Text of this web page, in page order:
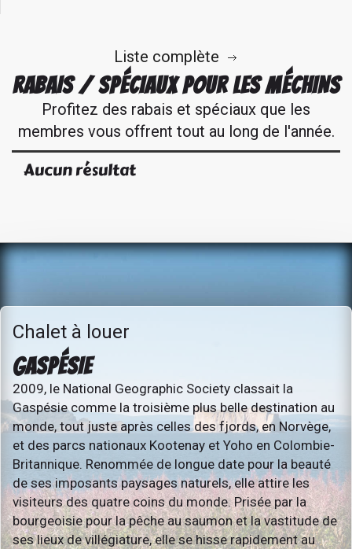
Liste complète
RABAIS / SPÉCIAUX POUR LES MÉCHINS
Profitez des rabais et spéciaux que les
membres vous offrent tout au long de l'année.
Aucun résultat
Chalet à louer
GASPÉSIE
2009, le National Geographic Society classait la
Gaspésie comme la troisième plus belle destination au
monde, tout juste après celles des fjords, en Norvège,
et des parcs nationaux Kootenay et Yoho en Colombie-
Britannique. Renommée de longue date pour la beauté
de ses imposants paysages naturels, elle attire les
visiteurs des quatre coins du monde. Prisée par la
bourgeoisie pour la pêche au saumon et la vastitude de
ses lieux de villégiature, elle se hisse rapidement au